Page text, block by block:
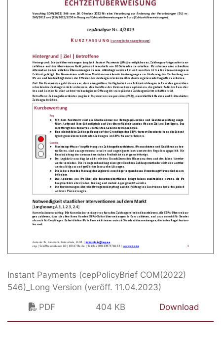
Instant Payments (cepPolicyBrief COM(2022)
546)_Long Version (veröff. 11.04.2023)
PDF
404 KB Download